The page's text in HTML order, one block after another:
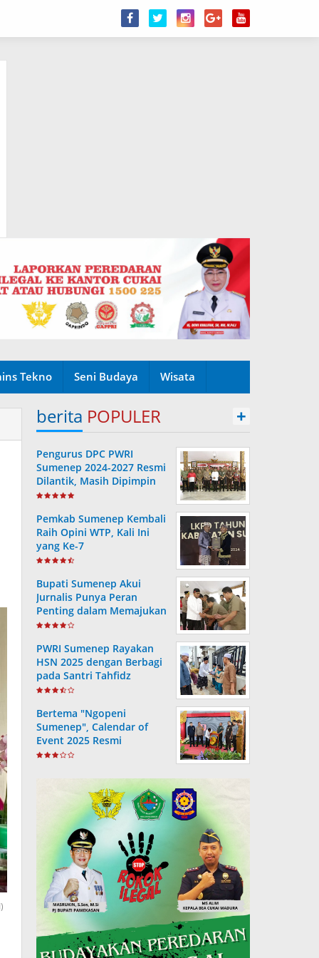
Tekno Seni Budaya Wisata
berita POPULER +
Pengurus DPC PWRI
Sumenep 2024-2027 Resmi
Dilantik, Masih Dipimpin
Rusydiyono
Pemkab Sumenep Kembali
Raih Opini WTP, Kali Ini
yang Ke-7
Bupati Sumenep Akui
Jurnalis Punya Peran
Penting dalam Memajukan
Daerah
PWRI Sumenep Rayakan
HSN 2025 dengan Berbagi
pada Santri Tahfidz
Bertema "Ngopeni
Sumenep", Calendar of
Event 2025 Resmi
Diluncurkan